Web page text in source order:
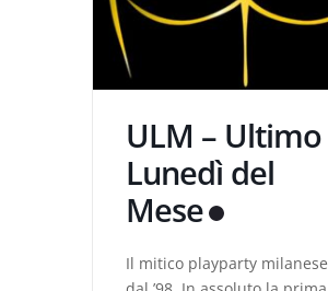
ULM – Ultimo
Lunedì del
Mese
Il mitico playparty milanese